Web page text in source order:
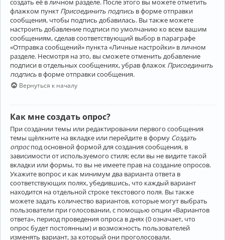
флажком пункт Присоединить подпись в форме отправки
сообщения, чтобы подпись добавилась. Вы также можете
настроить добавление подписи по умолчанию ко всем вашим
сообщениям, сделав соответствующий выбор в параграфе
«Отправка сообщений» пункта «Личные настройки» в личном
разделе. Несмотря на это, вы сможете отменить добавление
подписи в отдельных сообщениях, убрав флажок Присоединить
подпись в форме отправки сообщения.
Вернуться к началу
Как мне создать опрос?
При создании темы или редактировании первого сообщения
темы щёлкните на вкладке или перейдите в форму Создать
опроспод основной формой для создания сообщения, в
зависимости от используемого стиля; если вы не видите такой
вкладки или формы, то вы не имеете прав на создание опросов.
Укажите вопрос и как минимум два варианта ответа в
соответствующих полях, убедившись, что каждый вариант
находится на отдельной строке текстового поля. Вы также
можете задать количество вариантов, которые могут выбрать
пользователи при голосовании, с помощью опции «Вариантов
ответа», период проведения опроса в днях (0 означает, что
опрос будет постоянным) и возможность пользователей
изменять вариант, за который они проголосовали.